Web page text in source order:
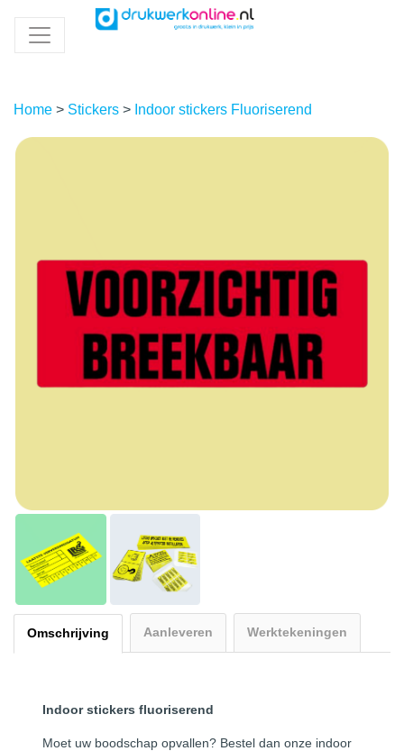
Home > Stickers > Indoor stickers Fluoriserend
Omschrijving Aanleveren Werktekeningen
Indoor stickers fluoriserend
Moet uw boodschap opvallen? Bestel dan onze indoor